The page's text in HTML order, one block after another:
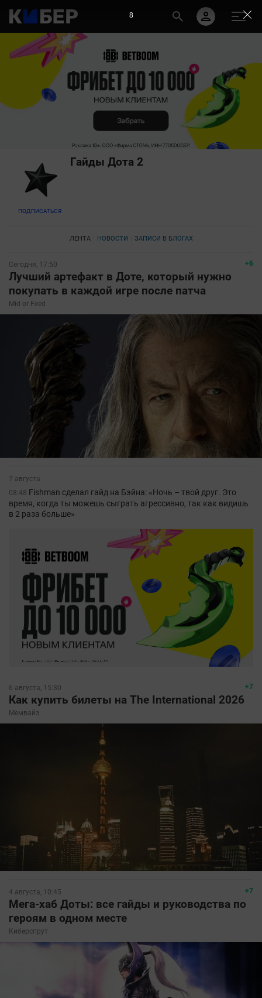
ПОДПИСАТЬСЯ
Гайды Дота 2
ЛЕНТА НОВОСТИ ЗАПИСИ В БЛОГАХ
+6
Сегодня, 17:50
Лучший артефакт в Доте, который нужно
покупать в каждой игре после патча
Mid or Feed
7 августа
08:48 Fishman сделал гайд на Бэйна: «Ночь – твой друг. Это
время, когда ты можешь сыграть агрессивно, так как видишь
в 2 раза больше»
+7
6 августа, 15:30
Как купить билеты на The International 2026
Мемвайз
+7
4 августа, 10:45
Мега-хаб Доты: все гайды и руководства по
героям в одном месте
Киберспрут
6